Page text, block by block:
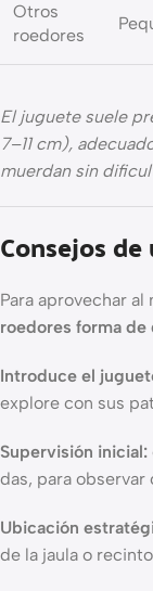
Otros
roedores
El juguete suele
7–11 cm),
muerdan sin
Consejos de
Para aprovechar al
roedores forma de
Introduce el
explore con sus
Supervisión inicial:
das, para
Ubicación
de la jaula o